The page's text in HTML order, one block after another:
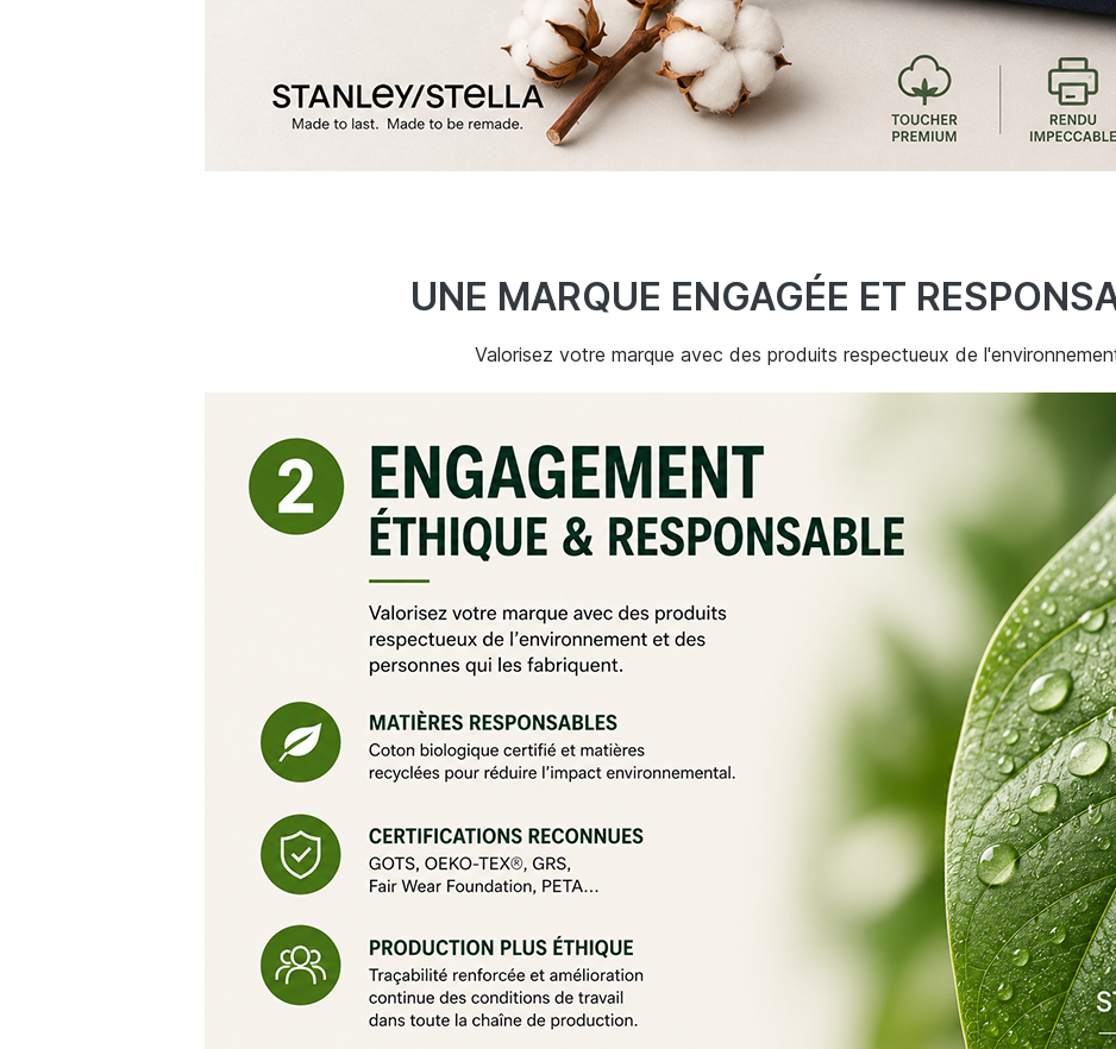
UNE MARQUE ENGAGÉE ET
Valorisez votre marque avec des produits respectueux de